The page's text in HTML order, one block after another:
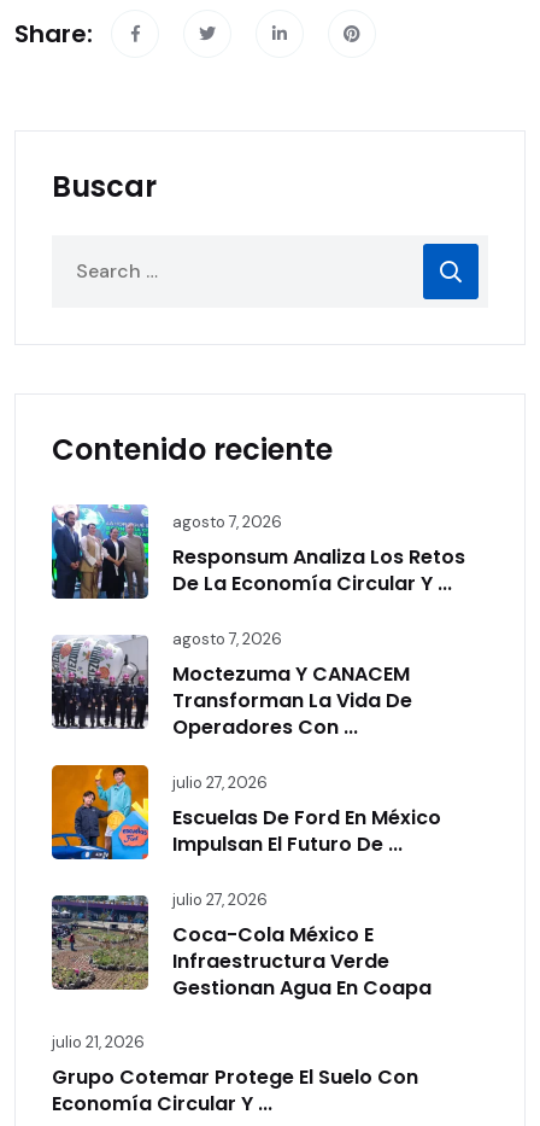
Share:
Buscar
Contenido reciente
agosto 7, 2026
Responsum Analiza Los Retos
De La Economía Circular Y ...
agosto 7, 2026
Moctezuma Y CANACEM
Transforman La Vida De
Operadores Con ...
julio 27, 2026
Escuelas De Ford En México
Impulsan El Futuro De ...
julio 27, 2026
Coca-Cola México E
Infraestructura Verde
Gestionan Agua En Coapa
julio 21, 2026
Grupo Cotemar Protege El Suelo Con
Economía Circular Y ...